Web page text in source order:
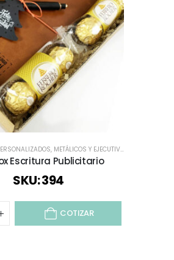
, METÁLICOS Y EJECUTIVOS
Escritura Publicitario
SKU: 394
COTIZAR